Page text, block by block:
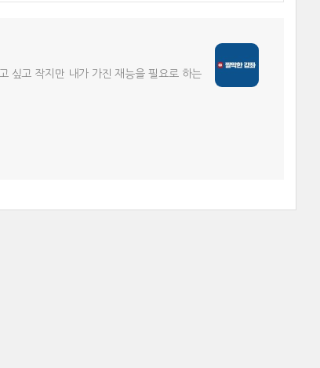
싶고 작지만 내가 가진 재능을 필요로 하는